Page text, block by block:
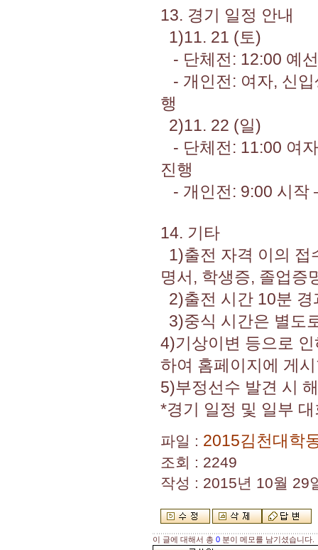
13. 경기 일정 안내
1)11. 21 (토)
- 단체전: 12:00 예
- 개인전: 여자, 신
행
2)11. 22 (일)
- 단체전: 11:00 여
진행
- 개인전: 9:00 시작
14. 기타
1)출전 자격 이의 접
명서, 학생증, 졸업증
2)출전 시간 10분
3)중식 시간은 별도
4)기상이변 등으로
하여 홈페이지에 게
5)부정선수 발견 시
*경기 일정 및 일부
파일 : 2015김천대학
조회 : 2249
작성 : 2015년 10월 29
이 글에 대해서 총 0 분이 메모를 남기셨습니다.